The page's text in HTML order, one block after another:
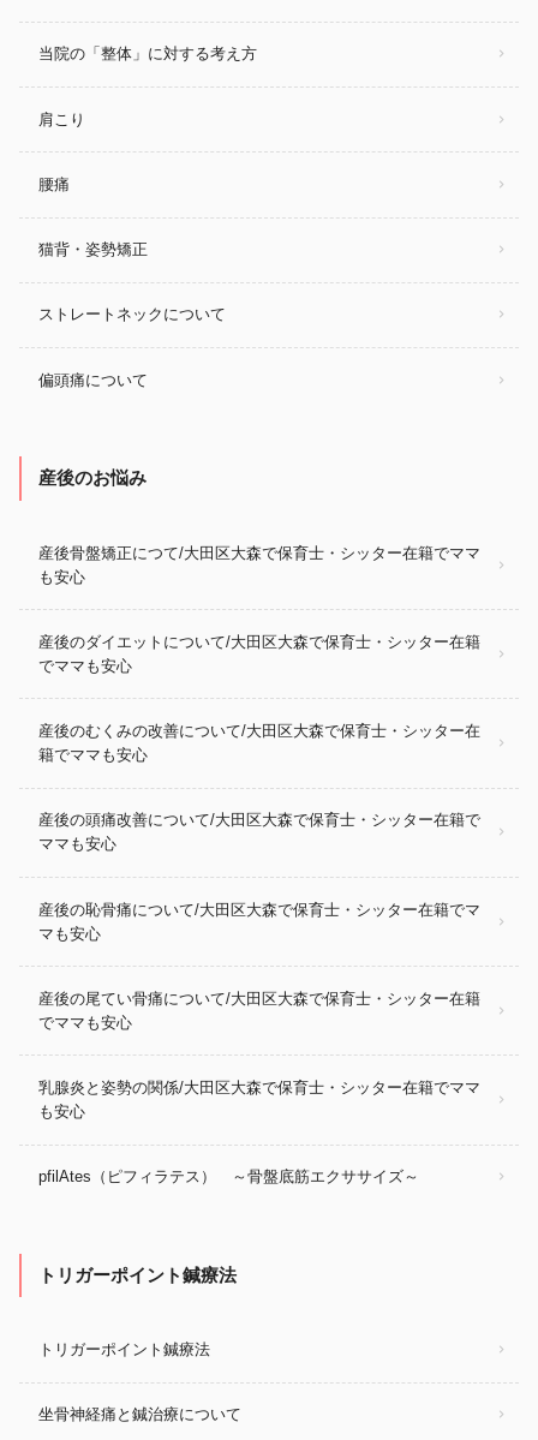
当院の「整体」に対する考え方
肩こり
腰痛
猫背・姿勢矯正
ストレートネックについて
偏頭痛について
産後のお悩み
産後骨盤矯正につて/大田区大森で保育士・シッター在籍でママ
も安心
産後のダイエットについて/大田区大森で保育士・シッター在籍
でママも安心
産後のむくみの改善について/大田区大森で保育士・シッター在
籍でママも安心
産後の頭痛改善について/大田区大森で保育士・シッター在籍で
ママも安心
産後の恥骨痛について/大田区大森で保育士・シッター在籍でマ
マも安心
産後の尾てい骨痛について/大田区大森で保育士・シッター在籍
でママも安心
乳腺炎と姿勢の関係/大田区大森で保育士・シッター在籍でママ
も安心
pfilAtes（ピフィラテス） ～骨盤底筋エクササイズ～
トリガーポイント鍼療法
トリガーポイント鍼療法
坐骨神経痛と鍼治療について